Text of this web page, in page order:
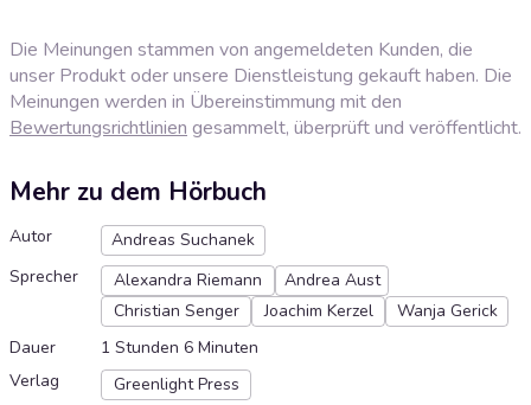
Die Meinungen stammen von angemeldeten Kunden, die
unser Produkt oder unsere Dienstleistung gekauft haben. Die
Meinungen werden in Übereinstimmung mit den
Bewertungsrichtlinien gesammelt, überprüft und veröffentlicht.
Mehr zu dem Hörbuch
Autor
Andreas Suchanek
Sprecher
Alexandra Riemann
Andrea Aust
Christian Senger
Joachim Kerzel
Wanja Gerick
Dauer
1 Stunden 6 Minuten
Verlag
Greenlight Press